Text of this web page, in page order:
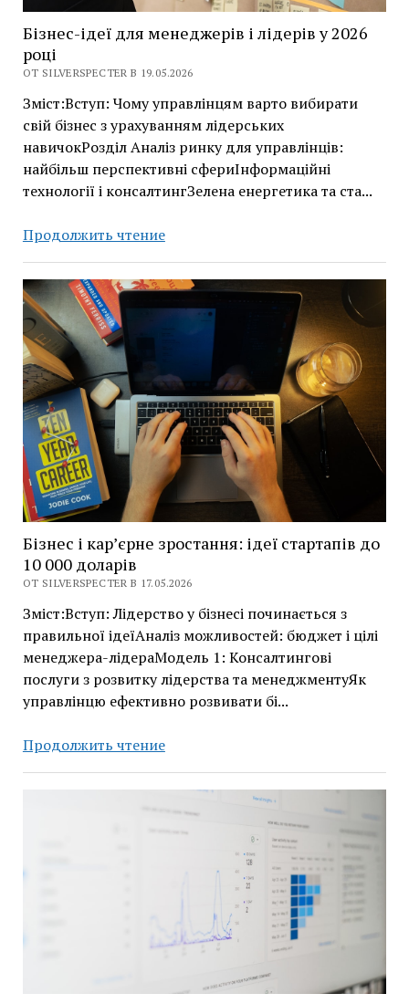
Бізнес-ідеї для менеджерів і лідерів у 2026
році
ОТ SILVERSPECTER В 19.05.2026
Зміст:Вступ: Чому управлінцям варто вибирати
свій бізнес з урахуванням лідерських
навичокРозділ Аналіз ринку для управлінців:
найбільш перспективні сфериІнформаційні
технології і консалтингЗелена енергетика та ста...
Продолжить чтениеБізнес-
для
лідерів
2026
році
Бізнес і кар’єрне зростання: ідеї стартапів до
10 000 доларів
ОТ SILVERSPECTER В 17.05.2026
Зміст:Вступ: Лідерство у бізнесі починається з
правильної ідеїАналіз можливостей: бюджет і цілі
менеджера-лідераМодель 1: Консалтингові
послуги з розвитку лідерства та менеджментуЯк
управлінцю ефективно розвивати бі...
Продолжить чтениеБізнес
кар’єрне
зростання:
ідеї
000
доларів